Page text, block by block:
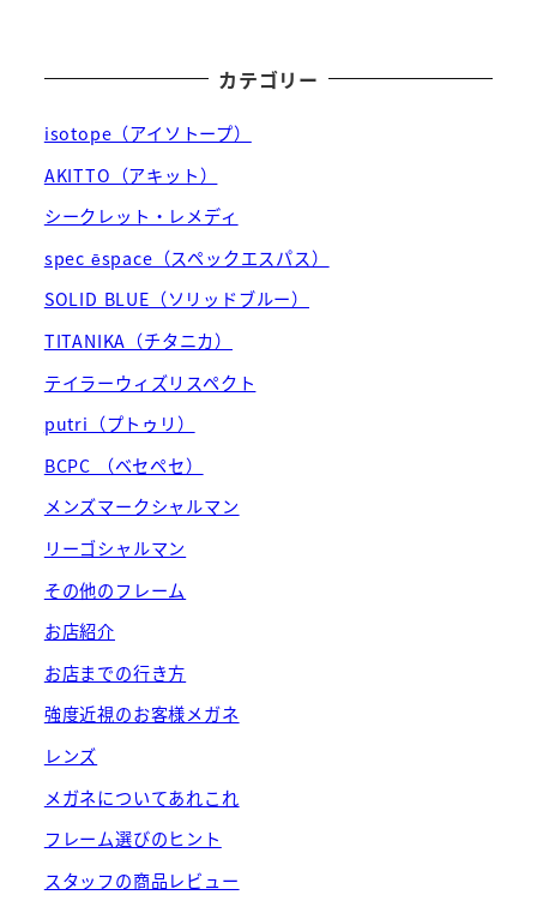
カテゴリー
isotope（アイソトープ）
AKITTO（アキット）
シークレット・レメディ
spec ēspace（スペックエスパス）
SOLID BLUE（ソリッドブルー）
TITANIKA（チタニカ）
テイラーウィズリスペクト
putri（プトゥリ）
BCPC （ベセペセ）
メンズマークシャルマン
リーゴシャルマン
その他のフレーム
お店紹介
お店までの行き方
強度近視のお客様メガネ
レンズ
メガネについてあれこれ
フレーム選びのヒント
スタッフの商品レビュー